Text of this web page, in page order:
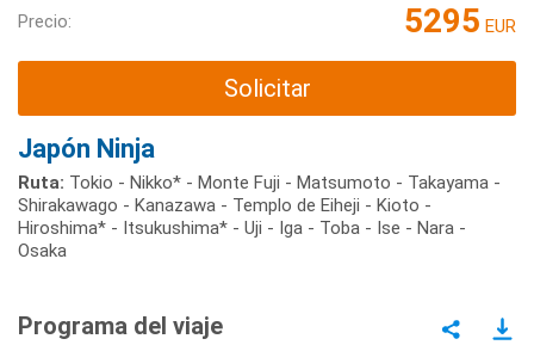
Precio: 5295 EUR
Solicitar
Japón Ninja
Ruta: Tokio - Nikko* - Monte Fuji - Matsumoto - Takayama -
Shirakawago - Kanazawa - Templo de Eiheji - Kioto -
Hiroshima* - Itsukushima* - Uji - Iga - Toba - Ise - Nara -
Osaka
Programa del viaje